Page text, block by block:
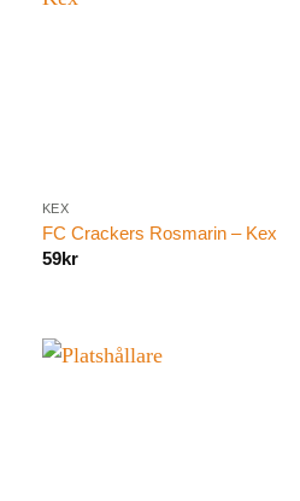
KEX
FC Crackers Rosmarin – Kex
59kr